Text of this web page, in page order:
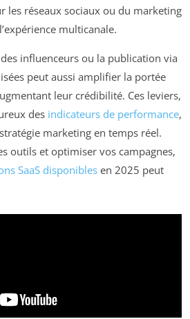
les réseaux sociaux ou du marketing
multicanale.
influenceurs ou la publication via
peut aussi amplifier la portée
leur crédibilité. Ces leviers,
des indicateurs de performance,
marketing en temps réel.
outils et optimiser vos campagnes,
SaaS disponibles en 2025 peut